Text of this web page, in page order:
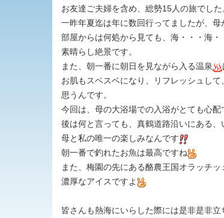
お友達ご夫婦を含め、総勢15人の旅でした
一昨年夏迄は年に数回行ってましたが、
部屋からは何処から見ても、海・・・海・
素晴らし絶景です。
また、朝一番に朝日を見ながら入る温泉
お肌もスベスベになり、リフレッシュして
思うんです。
今回は、母の大浴場での入浴がとても心
後は何と言っても、真鶴道路沿いにある
母と私の唯一の楽しみなんです
朝一番で釣れたお魚は最高ですね
また、梅園の先にある酪農王国オラッチ
濃厚なアイスですよ
皆さんも熱海にいらした際には是非是非